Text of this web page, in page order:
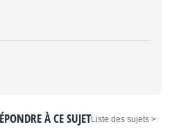
< Liste des sujets
À CE SUJET